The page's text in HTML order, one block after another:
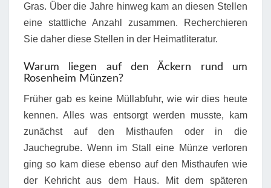
Gras. Über die Jahre hinweg kam an diesen Stellen
eine stattliche Anzahl zusammen. Recherchieren
Sie daher diese Stellen in der Heimatliteratur.
Warum liegen auf den Äckern rund um
Rosenheim Münzen?
Früher gab es keine Müllabfuhr, wie wir dies heute
kennen. Alles was entsorgt werden musste, kam
zunächst auf den Misthaufen oder in die
Jauchegrube. Wenn im Stall eine Münze verloren
ging so kam diese ebenso auf den Misthaufen wie
der Kehricht aus dem Haus. Mit dem späteren